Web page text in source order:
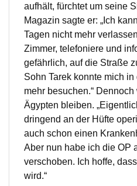
aufhält, fürchtet um seine
Magazin sagte er: „Ich
Tagen nicht mehr
Zimmer, telefoniere und
gefährlich, auf die Straße
Sohn Tarek konnte mich
mehr besuchen.“
Ägypten bleiben.
dringend an der Hüfte
auch schon einen
Aber nun habe ich die OP
verschoben. Ich hoffe,
wird.“